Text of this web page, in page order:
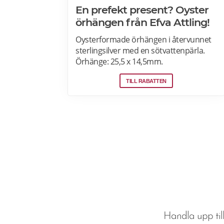
En prefekt present? Oyster
örhängen från Efva Attling!
Oysterformade örhängen i återvunnet
sterlingsilver med en sötvattenpärla.
Örhänge: 25,5 x 14,5mm.
Sötvattenpärlor: 6,5mm. Älskade
skatter från havet! Hos Efva Attling
TILL RABATTEN
Handla upp